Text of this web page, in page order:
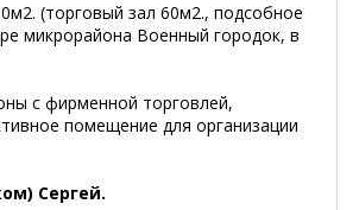
(торговый зал 60м2., подсобное
микрорайона Военный городок, в
с фирменной торговлей,
помещение для организации
Сергей.